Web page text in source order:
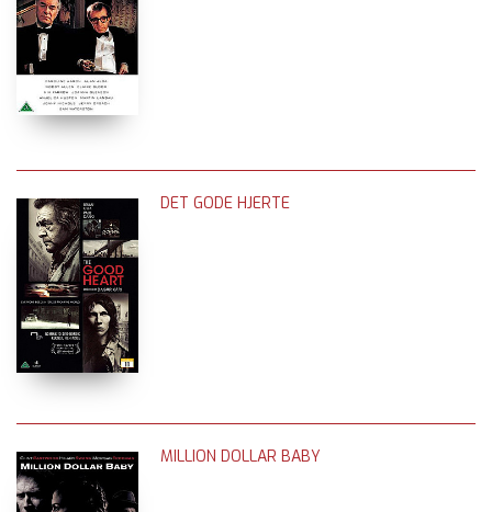
DET GODE HJERTE
MILLION DOLLAR BABY